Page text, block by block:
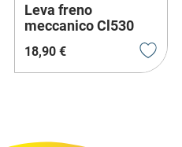
Leva freno
meccanico Cl530
18,90 €